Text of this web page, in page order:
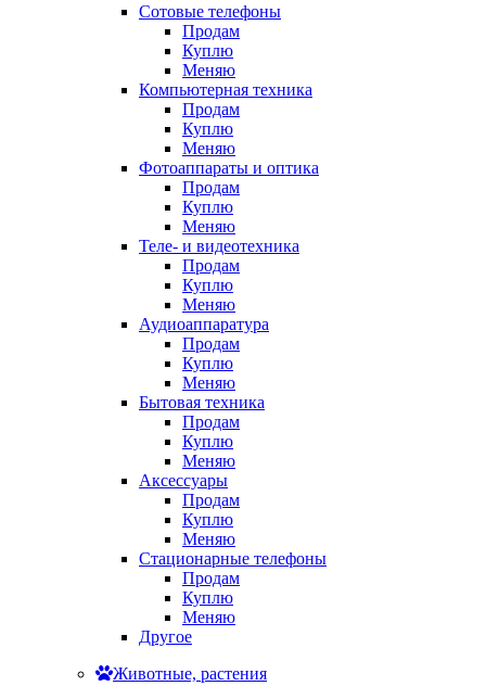
Сотовые телефоны
Продам
Куплю
Меняю
Компьютерная техника
Продам
Куплю
Меняю
Фотоаппараты и оптика
Продам
Куплю
Меняю
Теле- и видеотехника
Продам
Куплю
Меняю
Аудиоаппаратура
Продам
Куплю
Меняю
Бытовая техника
Продам
Куплю
Меняю
Аксессуары
Продам
Куплю
Меняю
Стационарные телефоны
Продам
Куплю
Меняю
Другое
Животные, растения